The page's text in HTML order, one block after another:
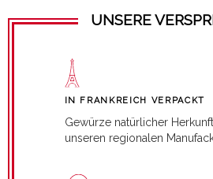
UNSERE
IN FRANKREICH VERPACKT
Gewürze natürlicher
unseren regionalen